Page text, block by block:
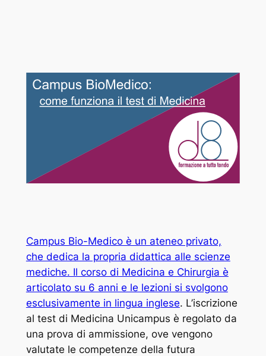
Campus Bio-Medico è un ateneo privato,
che dedica la propria didattica alle scienze
mediche. Il corso di Medicina e Chirurgia è
articolato su 6 anni e le lezioni si svolgono
esclusivamente in lingua inglese. L’iscrizione
al test di Medicina Unicampus è regolato da
una prova di ammissione, ove vengono
valutate le competenze della futura